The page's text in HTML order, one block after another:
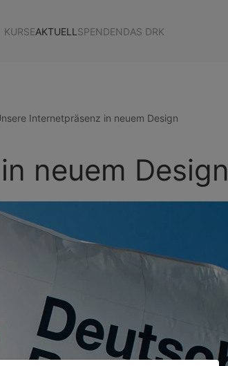
KURSEAKTUELL SPENDENDAS DRK
Internetpräsenz in neuem Design
neuem Design